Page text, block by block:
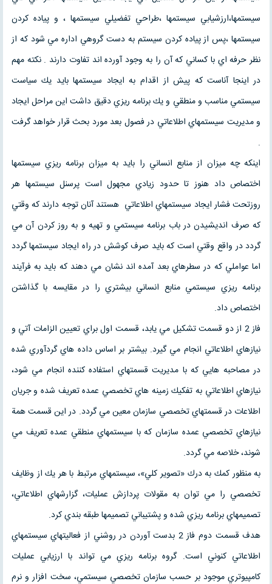
سيستمها،ارزشيابي سيستمها ،طراحي تفضيلي سيستمها ، و پياده كردن
سيستمها ،پس از پياده كردن سيستم به دست گروهي اداره مي شود كه از
نظر حرفه اي با كساني كه آن را به وجود آورده اند تفاوت دارند . نكته مهم
در اينجا آناست كه پيش از اقدام به ايجاد سيستمها بايد يك سياست
سيستمي مناسب و منطقي و يك برنامه ريزي دقيق داشت اين مراحل ايجاد
و مديريت سيستمهاي اطلاعاتي در فصول بعد مورد بحث قرار خواهد گرفت
.
اينكه چه ميزان از منابع انساني را بايد به ميزان برنامه ريزي سيستمها
اختصاص داد هنوز تا حدود زيادي مجهول است پرسنل سيستمها هر
روزتحت فشار ايجاد سيستمهاي اطلاعاتي هستند آنان توجه دارند كه وقتي
كه صرف انديشيدن در باب برنامه سيستمي و تهيه و به روز كردن آن مي
گردد در واقع وقتي است كه بايد صرف كوشش در راه ايجاد سيستمها گردد
اما عواملي كه در سطرهاي بعد آمده اند نشان مي دهند كه بايد به فرآيند
برنامه ريزي سيستمي منابع انساني بيشتري را در مقايسه با گذاشتن
اختصاص داد.
فاز 2 از دو قسمت تشكيل مي يابد، قسمت اول براي تعيين الزامات آتي و
نيازهاي اطلاعاتي انجام مي گيرد. بيشتر بر اساس داده هاي گردآوري شده
در مصاحبه هايي كه با مديريت قسمتهاي استفاده كننده انجام مي شود،
نيازهاي اطلاعاتي به تفكيك زمينه هاي تخصصي عمده تعريف شده و جريان
اطلاعات در قسمتهاي تخصصي سازمان معين مي گردد. در اين قسمت همة
نيازهاي تخصصي عمده سازمان كه با سيستمهاي منطقي عمده تعريف مي
شوند، خلاصه مي گردد.
به منظور كمك به درك «تصوير كلي»، سيستمهاي مرتبط با هر يك از وظايف
تخصصي را مي توان به مقولات پردازش عمليات، گزارشهاي اطلاعاتي،
تصميمهاي برنامه ريزي شده و پشتيباني تصميمها طبقه بندي كرد.
هدف قسمت دوم فاز 2 بدست آوردن در روشني از فعاليتهاي سيستمهاي
اطلاعاتي كنوني است. گروه برنامه ريزي مي تواند با ارزيابي عمليات
كامپيوتري موجود بر حسب سازمان تخصصي سيستمي، سخت افزار و نرم